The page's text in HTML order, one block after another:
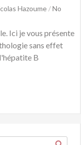
Hazoume /No
Ici je vous présente
sans effet
B